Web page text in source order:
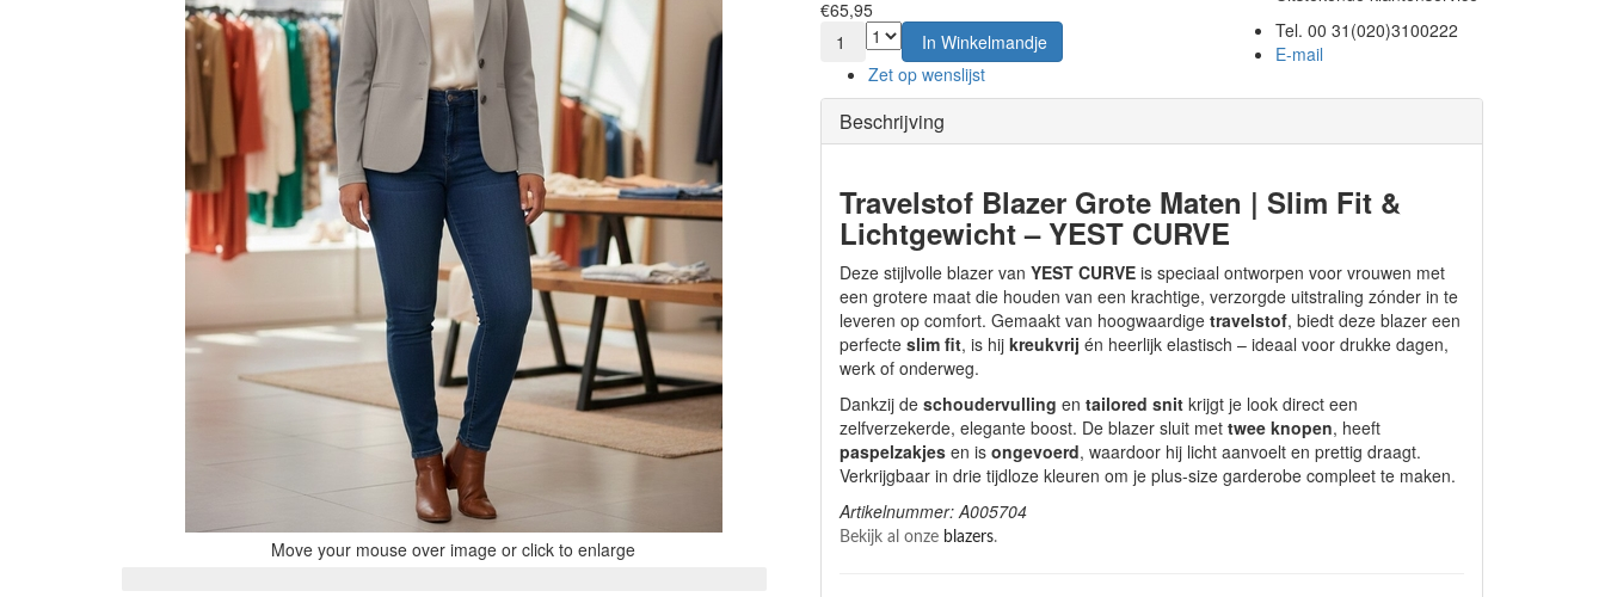
Move your mouse over image or click to enlarge
€65,95
1
In Winkelmandje
Zet op wenslijst
Tel. 00 31(020)3100222
E-mail
Beschrijving
Travelstof Blazer Grote Maten | Slim Fit &
Lichtgewicht – YEST CURVE
Deze stijlvolle blazer van YEST CURVE is speciaal ontworpen voor vrouwen met
een grotere maat die houden van een krachtige, verzorgde uitstraling zónder in te
leveren op comfort. Gemaakt van hoogwaardige travelstof, biedt deze blazer een
perfecte slim fit, is hij kreukvrij én heerlijk elastisch – ideaal voor drukke dagen,
werk of onderweg.
Dankzij de schoudervulling en tailored snit krijgt je look direct een
zelfverzekerde, elegante boost. De blazer sluit met twee knopen, heeft
paspelzakjes en is ongevoerd, waardoor hij licht aanvoelt en prettig draagt.
Verkrijgbaar in drie tijdloze kleuren om je plus-size garderobe compleet te maken.
Artikelnummer: A005704
Bekijk al onze blazers.